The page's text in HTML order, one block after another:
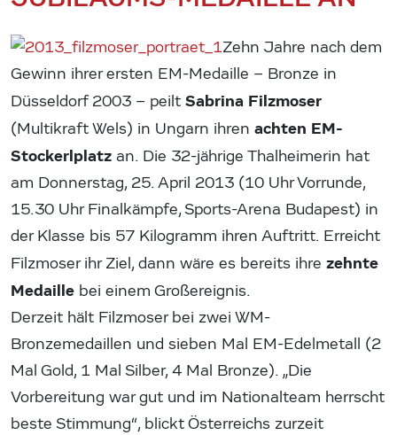
Zehn Jahre nach dem
Gewinn ihrer ersten EM-Medaille – Bronze in
Düsseldorf 2003 – peilt Sabrina Filzmoser
(Multikraft Wels) in Ungarn ihren achten EM-
Stockerlplatz an. Die 32-jährige Thalheimerin hat
am Donnerstag, 25. April 2013 (10 Uhr Vorrunde,
15.30 Uhr Finalkämpfe, Sports-Arena Budapest) in
der Klasse bis 57 Kilogramm ihren Auftritt. Erreicht
Filzmoser ihr Ziel, dann wäre es bereits ihre zehnte
Medaille bei einem Großereignis.
Derzeit hält Filzmoser bei zwei WM-
Bronzemedaillen und sieben Mal EM-Edelmetall (2
Mal Gold, 1 Mal Silber, 4 Mal Bronze). „Die
Vorbereitung war gut und im Nationalteam herrscht
beste Stimmung“, blickt Österreichs zurzeit